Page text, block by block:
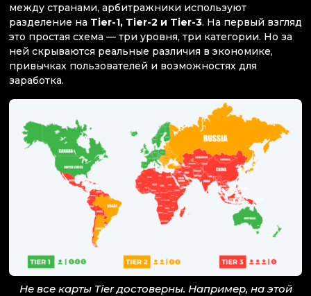
между странами, арбитражники используют
разделение на Tier-1, Tier-2 и Tier-3. На первый взгляд
это простая схема — три уровня, три категории. Но за
ней скрываются реальные различия в экономике,
привычках пользователей и возможностях для
заработка.
Не все карты Tier достоверны. Например, на этой